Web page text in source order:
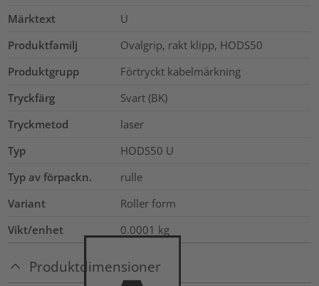
Märktext
U
Produktfamilj
Ovalgrip, rakt klipp, HODS50
Produktgrupp
Förtryckt kabelmärkning
Tryckfärg
Svart (BK)
Tryckmetod
laser
Typ
HODS50 U
Typ av förpackn.
rulle
Variant
Roller form
Vikt/enhet
0.0001 kg
Produktdimensioner